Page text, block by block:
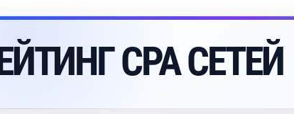
CPA СЕТЕЙ